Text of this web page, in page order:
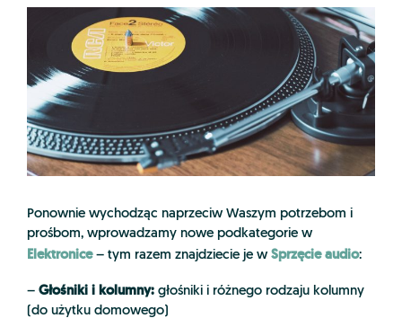
Ponownie wychodząc naprzeciw Waszym potrzebom i
prośbom, wprowadzamy nowe podkategorie w
Elektronice– tym razem znajdziecie je w Sprzęcie audio:
– Głośniki i kolumny: głośniki i różnego rodzaju kolumny
(do użytku domowego)